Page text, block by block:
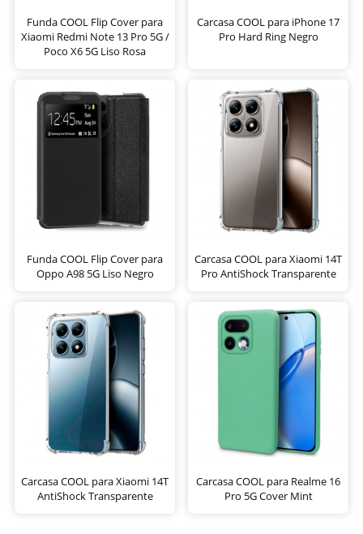
Funda COOL Flip Cover para
Xiaomi Redmi Note 13 Pro 5G /
Poco X6 5G Liso Rosa
Carcasa COOL para iPhone 17
Pro Hard Ring Negro
Funda COOL Flip Cover para
Oppo A98 5G Liso Negro
Carcasa COOL para Xiaomi 14T
Pro AntiShock Transparente
Carcasa COOL para Xiaomi 14T
AntiShock Transparente
Carcasa COOL para Realme 16
Pro 5G Cover Mint